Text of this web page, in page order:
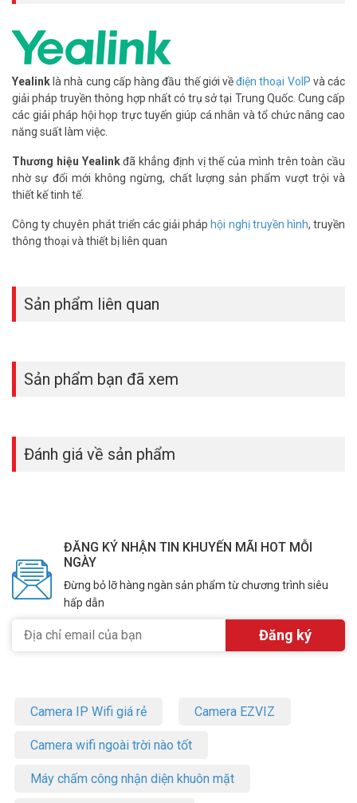
– Tích hợp 1 micro khử tiếng ồn
– Cấp nguồn qua Ethernet
– Hỗ trợ cuộc gọi hội nghị 10 chiều
– Cuộc họp UC kết hợp
– Tích hợp Wi-Fi (2.4GHz / 5GHz, 802.11a / b / g / n)
– Xuất xứ: Trung Quốc
– Bảo hành: 24 tháng
Đặt mua Online ngay sản phẩm Yealink CP965-WirelessMic mới
nhất, quý khách hàng vui lòng liên hệ HOTLINE 1900 9259 để được
hỗ trợ tốt nhất. Tham khảo thêm hình ảnh tại
Yealinklà nhà cung cấp hàng đầu thế giới vềđiện thoại VoIP và các
giải pháp truyền thông hợp nhất có trụ sở tại Trung Quốc. Cung cấp
các giải pháp hội họp trực tuyến giúp cá nhân và tổ chức nâng cao
năng suất làm việc.
Thương hiệu Yealinkđã khẳng định vị thế của mình trên toàn cầu
nhờ sự đổi mới không ngừng, chất lượng sản phẩm vượt trội và
thiết kế tinh tế.
Công ty chuyên phát triển các giải pháphội nghị truyền hình, truyền
thông thoại và thiết bị liên quan
Sản phẩm liên quan
Sản phẩm bạn đã xem
Đánh giá về sản phẩm
ĐĂNG KÝ NHẬN TIN KHUYẾN MÃI HOT MỖI
NGÀY
Đừng bỏ lỡ hàng ngàn sản phẩm từ chương trình siêu
hấp dẫn
Camera IP Wifi giá rẻ Camera EZVIZ
Camera wifi ngoài trời nào tốt
Máy chấm công nhận diện khuôn mặt